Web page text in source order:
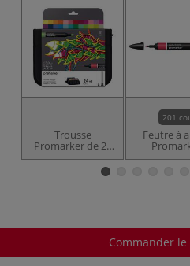
Trousse
Promarker de 24
couleurs
201
Feutre à
Winsor &
Commander